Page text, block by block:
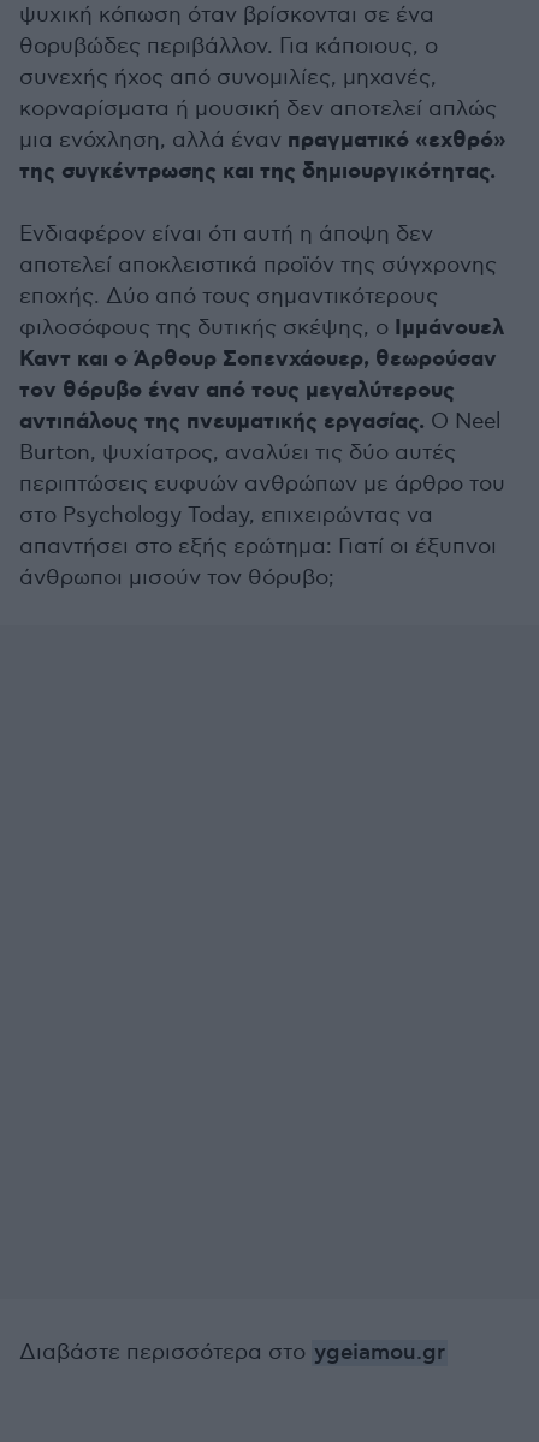
ψυχική κόπωση όταν βρίσκονται σε ένα
θορυβώδες περιβάλλον. Για κάποιους, ο
συνεχής ήχος από συνομιλίες, μηχανές,
κορναρίσματα ή μουσική δεν αποτελεί απλώς
μια ενόχληση, αλλά έναν πραγματικό «εχθρό»
της συγκέντρωσης και της δημιουργικότητας.
Ενδιαφέρον είναι ότι αυτή η άποψη δεν
αποτελεί αποκλειστικά προϊόν της σύγχρονης
εποχής. Δύο από τους σημαντικότερους
φιλοσόφους της δυτικής σκέψης, ο Ιμμάνουελ
Καντ και ο Άρθουρ Σοπενχάουερ, θεωρούσαν
τον θόρυβο έναν από τους μεγαλύτερους
αντιπάλους της πνευματικής εργασίας. O Neel
Burton, ψυχίατρος, αναλύει τις δύο αυτές
περιπτώσεις ευφυών ανθρώπων με άρθρο του
στο Psychology Today, επιχειρώντας να
απαντήσει στο εξής ερώτημα: Γιατί οι έξυπνοι
άνθρωποι μισούν τον θόρυβο;
Διαβάστε περισσότερα στο ygeiamou.gr